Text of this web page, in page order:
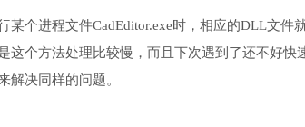
个进程文件CadEditor.exe时，相应的DLL文件
这个方法处理比较慢，而且下次遇到了还不好快
解决同样的问题。